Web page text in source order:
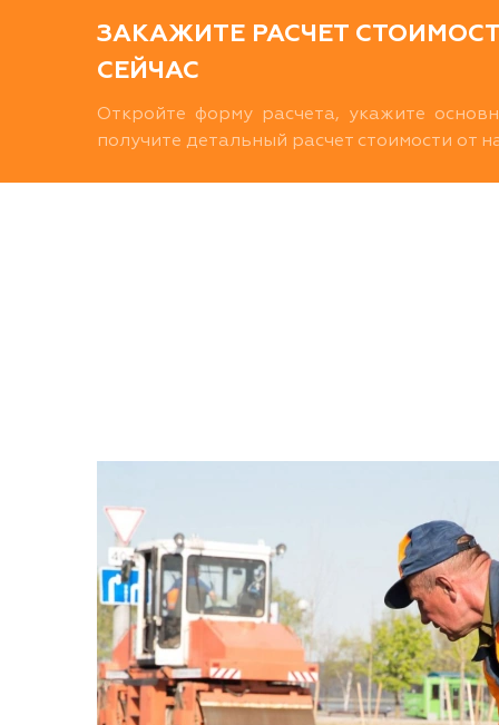
ЗАКАЖИТЕ РАСЧЕТ
СЕЙЧАС
Откройте форму расчета, укажите
получите детальный расчет стоимости от